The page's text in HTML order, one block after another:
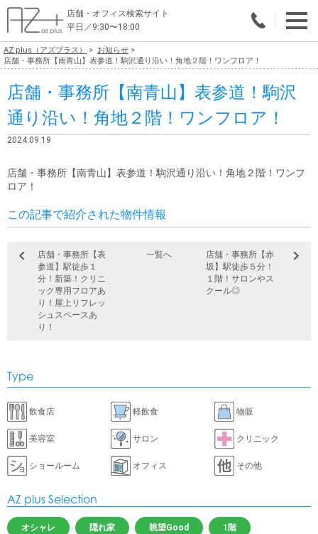
店舗・オフィス検索サイト
平日／9:30〜18:00
物件総合検索
エリアで探す
業種で探す
賃料から探す
こだわりで探す
テナントビルオーナー様へ
店舗・オフィスの内装会社を探す
AZ plus（アズプラス）
お知らせ
店舗・事務所【南青山】表参道！駒沢通り沿い！角地２階！ワンフロア！
店舗・事務所【南青山】表参道！駒沢
通り沿い！角地２階！ワンフロア！
2024.09.19
店舗・事務所【南青山】表参道！駒沢通り沿い！角地２階！ワンフ
ロア！
この記事で紹介された物件情報
店舗・事務所【表
参道】駅徒歩１
分！新築！クリニ
ック専用フロアあ
り！屋上リフレッ
シュスペースあ
り！
一覧へ
店舗・事務所【赤
坂】駅徒歩５分！
１階！サロンやス
クール◎
Type
飲食店 軽飲食 物販
美容室 サロン クリニック
ショールーム オフィス その他
AZ plus Selection
オシャレ 隠れ家 眺望Good 1階